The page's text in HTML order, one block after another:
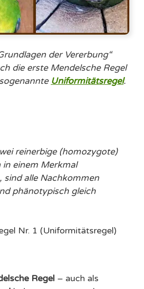
der Vererbung“
die erste Mendelsche Regel
Uniformitätsregel.
reinerbige (homozygote)
in einem Merkmal
sind alle Nachkommen
phänotypisch gleich
Nr. 1 (Uniformitätsregel)
Regel – auch als